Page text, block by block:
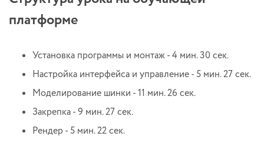
платформе
Установка программы и монтаж - 4 мин. 30 сек.
Настройка интерфейса и управление - 5 мин. 27 сек.
Моделирование шинки - 11 мин. 26 сек.
Закрепка - 9 мин. 27 сек.
Рендер - 5 мин. 22 сек.